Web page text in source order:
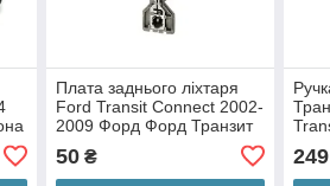
Плата заднього ліхтаря
Ford Transit Connect 2002-
2009 Форд Форд Транзит
Коннект плата ліва права
50₴ 249